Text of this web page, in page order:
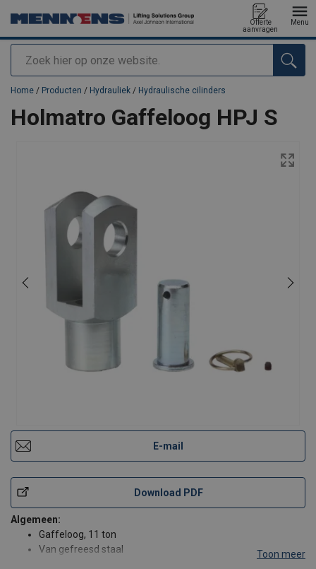
Zoeken
Offerte
aanvragen
Menu
toegevoegd aan uw offerte
Home / Producten / Hydrauliek / Hydraulische cilinders
Holmatro Gaffeloog HPJ S
E-mail
Download PDF
Algemeen:
Gaffeloog, 11 ton
Van gefreesd staal
Toon meer